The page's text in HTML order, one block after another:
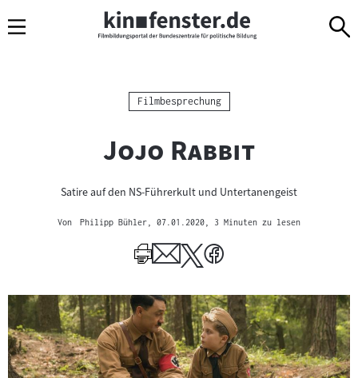
Navigation
zum
zur
Kategorie:
Filmbesprechung
"
Jojo Rabbit"
Satire auf den NS-Führerkult und Untertanengeist
Von Philipp Bühler , 07.01.2020 , 3 Minuten zu lesen